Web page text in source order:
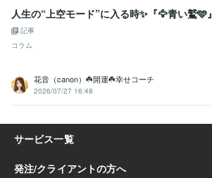
人生の“上空モード”に入る時✨『🦅青い鷲🩵』
記事
コラム
花音（canon）☘️開運☘️幸せコーチ
2026/07/27 16:48